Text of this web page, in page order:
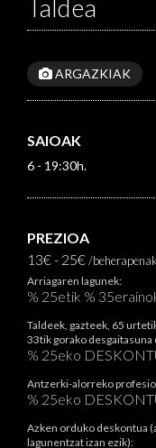
Taldea
ARGAZKIAK
SAIOAK
6 - 19:30h.
PREZIOA
13€ - 25€/beherapenak
Arriagaren lagunek:
% 25etik %
Taldeek, gazteek, 65
33tik gorako desgaitasuna
% 25eko
Antzerki-alorreko
% 25eko
Azken orduko deskontua
lagunentzat izan ezik):